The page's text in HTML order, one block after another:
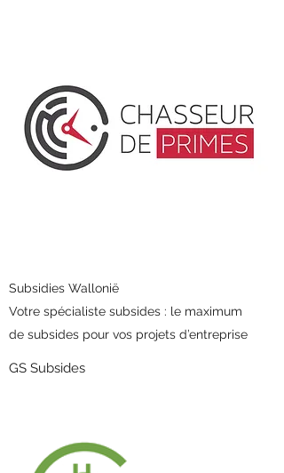
Subsidies Wallonië
Votre spécialiste subsides : le maximum
de subsides pour vos projets d’entreprise
GS Subsides